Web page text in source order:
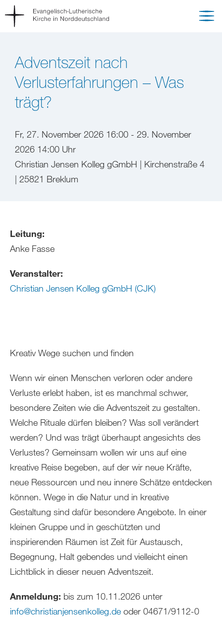
Adventszeit nach
Verlusterfahrungen – Was
trägt?
Fr, 27. November 2026 16:00 - 29. November
2026 14:00 Uhr
Christian Jensen Kolleg gGmbH | Kirchenstraße 4
| 25821 Breklum
Leitung:
Anke Fasse
Veranstalter:
Christian Jensen Kolleg gGmbH (CJK)
Kreativ Wege suchen und finden
Wenn wir einen Menschen verloren oder andere
Verluste erlebt haben, ist es manchmal schwer,
besondere Zeiten wie die Adventszeit zu gestalten.
Welche Rituale dürfen bleiben? Was soll verändert
werden? Und was trägt überhaupt angesichts des
Verlustes? Gemeinsam wollen wir uns auf eine
kreative Reise begeben, auf der wir neue Kräfte,
neue Ressourcen und neu innere Schätze entdecken
können. Wege in die Natur und in kreative
Gestaltung sind dafür besondere Angebote. In einer
kleinen Gruppe und in geschützten und
inspirierenden Räumen ist Zeit für Austausch,
Begegnung, Halt gebendes und vielleicht einen
Lichtblick in dieser neuen Adventszeit.
Anmeldung: bis zum 10.11.2026 unter
info@christianjensenkolleg.de oder 04671/9112-0